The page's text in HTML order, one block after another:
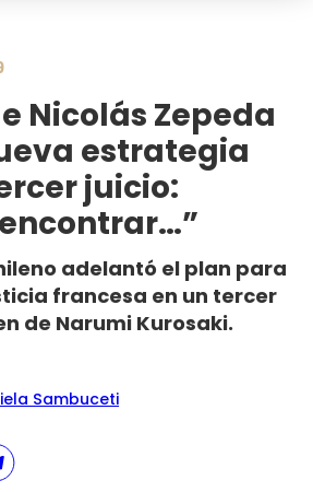
Nicolás Zepeda
estrategia
juicio:
adelantó el plan para
francesa en un tercer
de Narumi Kurosaki.
Sambuceti